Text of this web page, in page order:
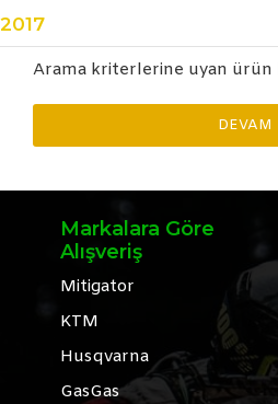
2017
Arama kriterlerine uyan ürün
DEVAM
Markalara Göre
Alışveriş
Mitigator
KTM
Husqvarna
GasGas